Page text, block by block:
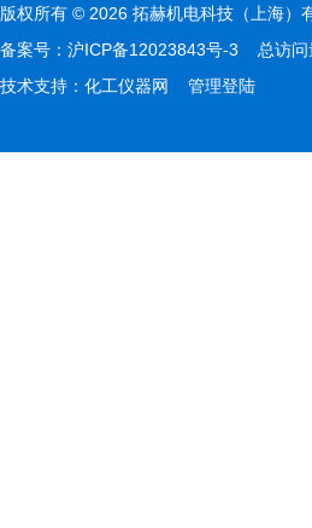
版权所有 © 2026 拓赫机电科技（上海
备案号： 沪ICP备12023843号-3 总访问
技术支持： 化工仪器网 管理登陆